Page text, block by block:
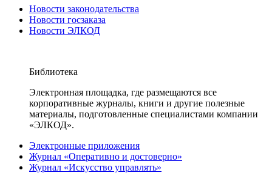
Новости законодательства
Новости госзаказа
Новости ЭЛКОД
Библиотека
Электронная площадка, где размещаются все
корпоративные журналы, книги и другие полезные
материалы, подготовленные специалистами компании
«ЭЛКОД».
Электронные приложения
Журнал «Оперативно и достоверно»
Журнал «Искусство управлять»